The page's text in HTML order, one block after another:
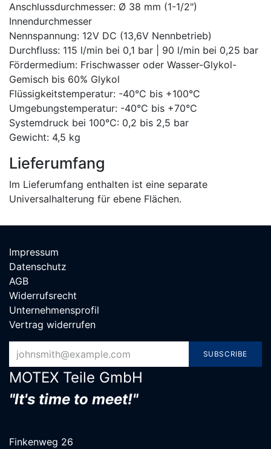
Anschlussdurchmesser: Ø 38 mm (1-1/2")
Innendurchmesser
Nennspannung: 12V DC (13,6V Nennbetrieb)
Durchfluss: 115 l/min bei 0,1 bar | 90 l/min bei 0,25 bar
Fördermedium: Frischwasser oder Wasser-Glykol-
Gemisch bis 60% Glykol
Flüssigkeitstemperatur: -40°C bis +100°C
Umgebungstemperatur: -40°C bis +70°C
Systemdruck bei 100°C: 0,2 bis 2,5 bar
Gewicht: 4,5 kg
Lieferumfang
Im Lieferumfang enthalten ist eine separate
Universalhalterung für ebene Flächen.
Impressum
Datenschutz
AGB
Widerrufsrecht
Unternehmensprofil
Vertrag widerrufen
SUBSCRIBE
MOTEX Teile G​mbH
"It's time to meet!"
Finkenweg 26